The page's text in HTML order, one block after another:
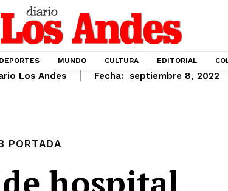
DEPORTES MUNDO CULTURA EDITORIAL
Los Andes Fecha: septiembre 8, 2022
PORTADA
hospital